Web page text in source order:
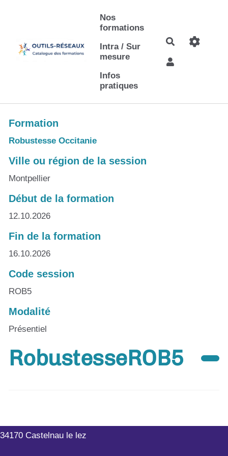
Aller au contenu principal
Nos
formations
Intra / Sur
mesure
Infos
pratiques
Rechercher
Formation
Robustesse Occitanie
Ville ou région de la session
Montpellier
Début de la formation
12.10.2026
Fin de la formation
16.10.2026
Code session
ROB5
Modalité
Présentiel
RobustesseROB5
34170 Castelnau le lez